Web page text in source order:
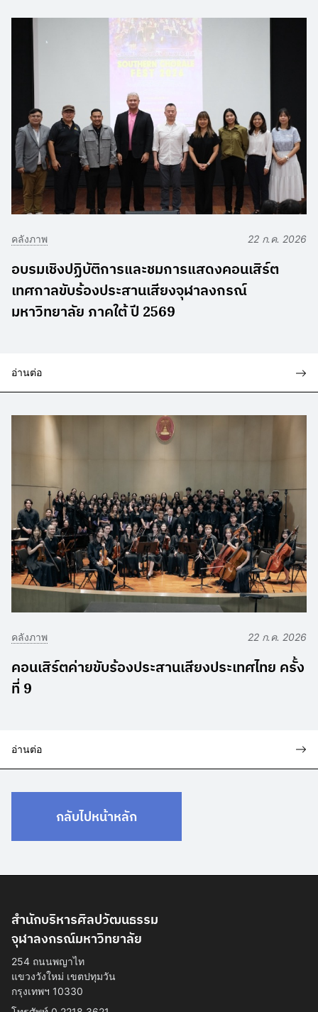
คลังภาพ 22 ก.ค. 2026
อบรมเชิงปฏิบัติการและชมการแสดงคอนเสิร์ต
เทศกาลขับร้องประสานเสียงจุฬาลงกรณ์
มหาวิทยาลัย ภาคใต้ ปี 2569
อ่านต่อ
คลังภาพ 22 ก.ค. 2026
คอนเสิร์ตค่ายขับร้องประสานเสียงประเทศไทย ครั้ง
ที่ 9
อ่านต่อ
กลับไปหน้าหลัก
สำนักบริหารศิลปวัฒนธรรม
จุฬาลงกรณ์มหาวิทยาลัย
254 ถนนพญาไท
แขวงวังใหม่ เขตปทุมวัน
กรุงเทพฯ 10330